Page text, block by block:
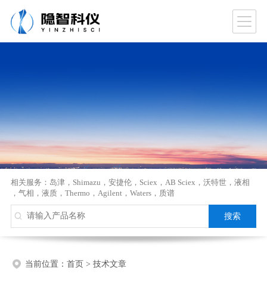
相关服务： 岛津， Shimazu ， 安捷伦， Sciex ， AB Sciex ， 沃特世， 液相
， 气相 ， 液质， Thermo ， Agilent ， Waters， 质谱
当前位置： 首页> 技术文章